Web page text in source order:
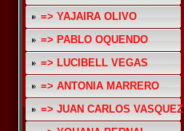
=> YAJAIRA OLIVO
=> PABLO OQUENDO
=> LUCIBELL VEGAS
=> ANTONIA MARRERO
=> JUAN CARLOS VASQUEZ